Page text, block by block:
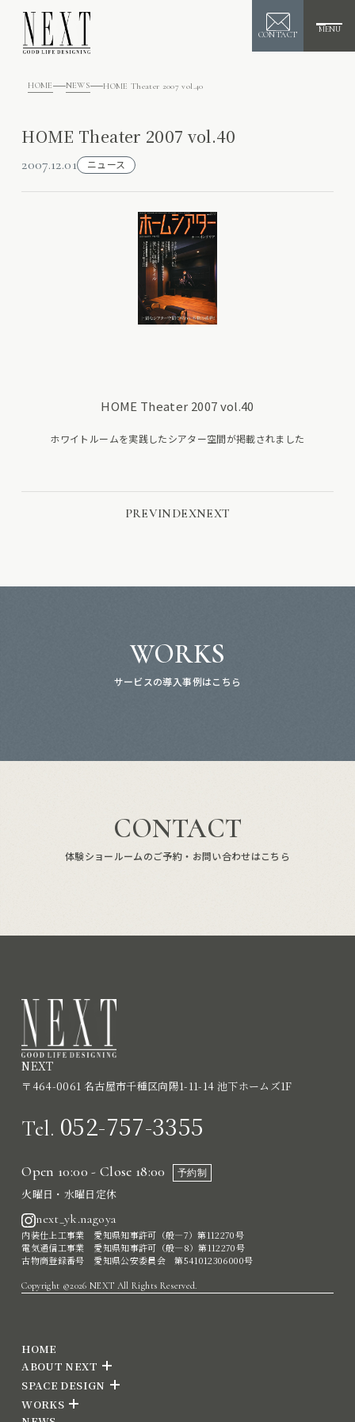
CONTACT
MENU
HOME NEWS HOME Theater 2007 vol.40
HOME Theater 2007 vol.40
2007.12.01 ニュース
HOME Theater 2007 vol.40
ホワイトルームを実践したシアター空間が掲載されました
PREVINDEXNEXT
WORKS
サービスの導入事例はこちら
CONTACT
体験ショールームのご予約・お問い合わせはこちら
NEXT
〒464-0061 名古屋市千種区向陽1-11-14 池下ホームズ1F
Tel. 052-757-3355
Open 10:00 - Close 18:00 予約制
火曜日・水曜日定休
next_yk.nagoya
内装仕上工事業 愛知県知事許可（般―7）第112270号
電気通信工事業 愛知県知事許可（般―8）第112270号
古物商登録番号 愛知県公安委員会 第541012306000号
Copyright ©2026 NEXT All Rights Reserved.
HOME
ABOUT NEXT
SPACE DESIGN
WORKS